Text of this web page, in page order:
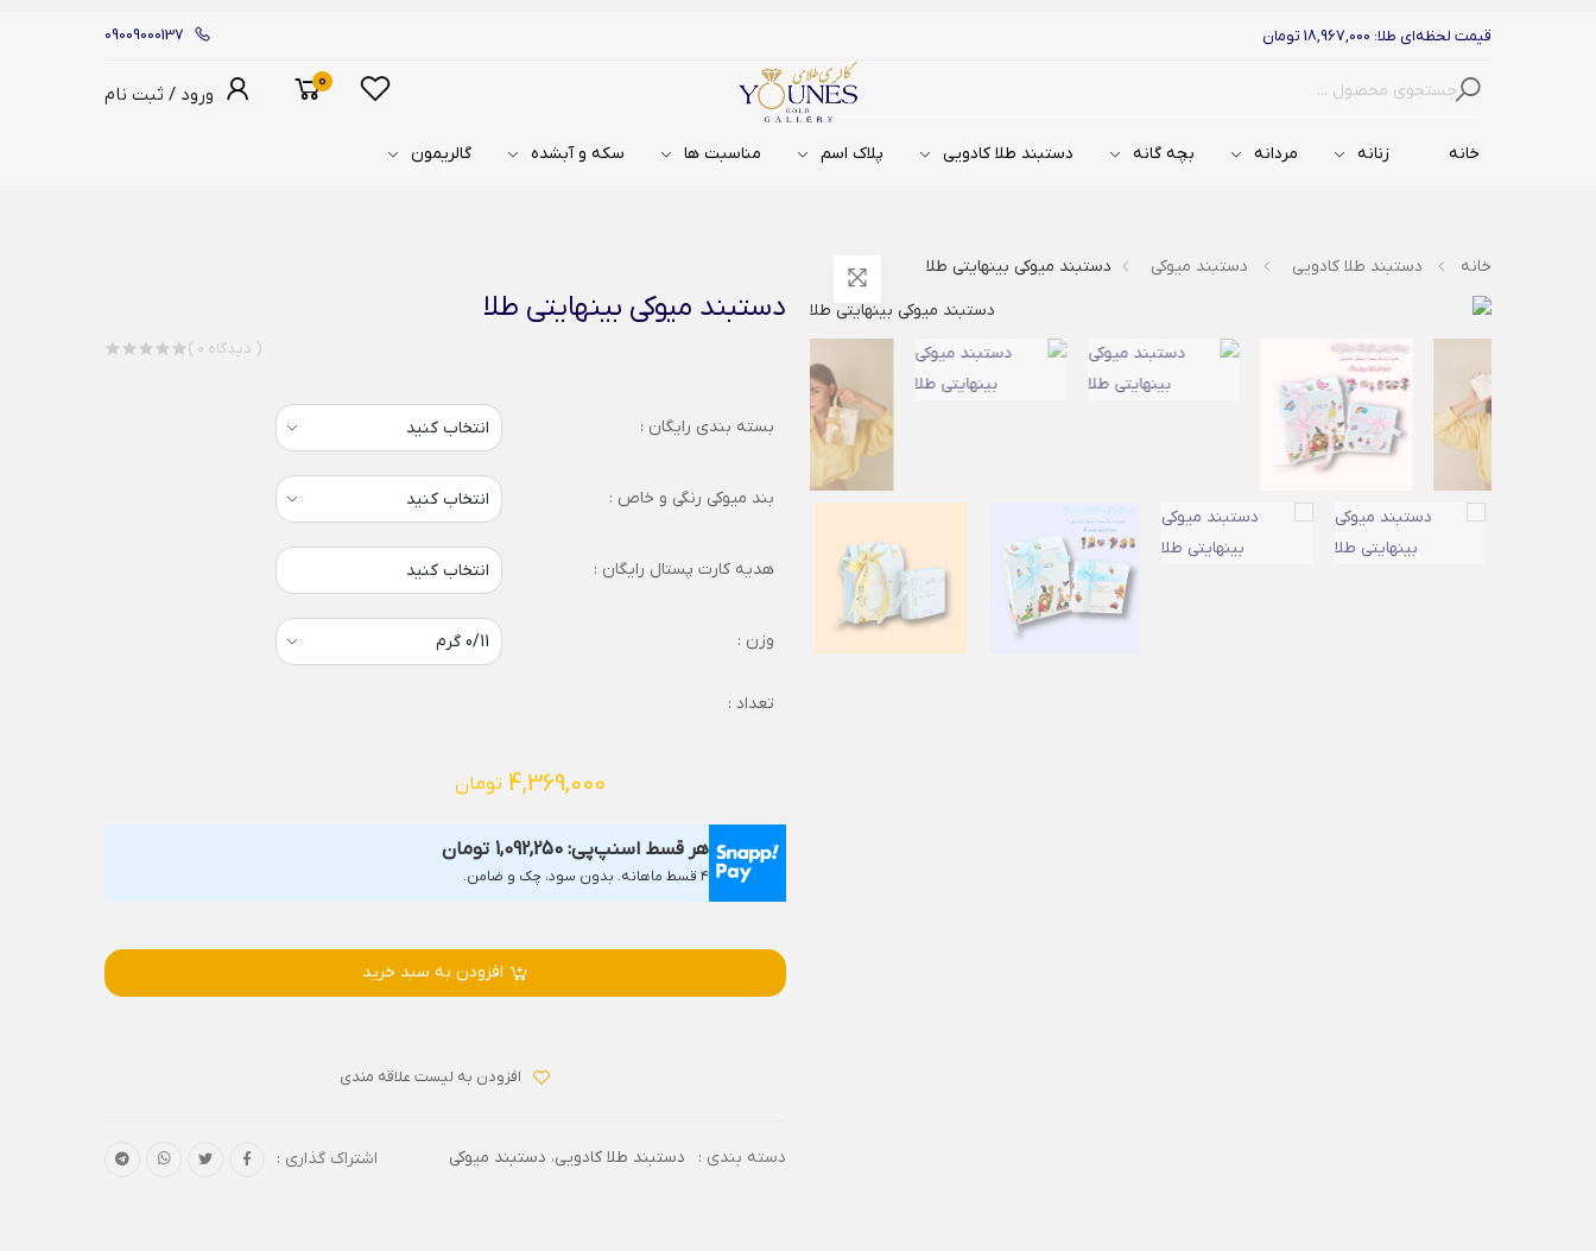
قیمت لحظه‌ای طلا: 18,967,000 تومان 09009000137
جستجو
ورود / ثبت نام
0
خانه زنانه مردانه بچه گانه دستبند طلا کادویی پلاک اسم مناسبت ها سکه و آبشده گالریمون
خانه دستبند طلا کادویی دستبند میوکی دستبند میوکی بینهایتی طلا
دستبند میوکی بینهایتی طلا
( 0 دیدگاه )
بسته بندی رایگان :
بند میوکی رنگی و خاص :
هدیه کارت پستال رایگان : انتخاب کنید
وزن :
تعداد :
4,369,000 تومان
هر قسط اسنپ‌پی: 1,092,250 تومان
۴ قسط ماهانه. بدون سود، چک و ضامن.
افزودن به سبد خرید
افزودن به لیست علاقه مندی
دسته بندی : دستبند طلا کادویی، دستبند میوکی اشتراک گذاری :